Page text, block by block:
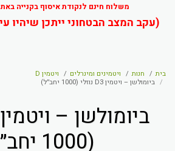
משלוח חינם לנקודת איסוף בקנייה באתר מעל
(עקב המצב הבטחוני ייתכן שיהיו
בית חנות ויטמינים ומינרלים
ויטמין D
ביומולשן – ויטמין D3 נוזלי (1000 יחב״ל)
(1000 יחב״ל)